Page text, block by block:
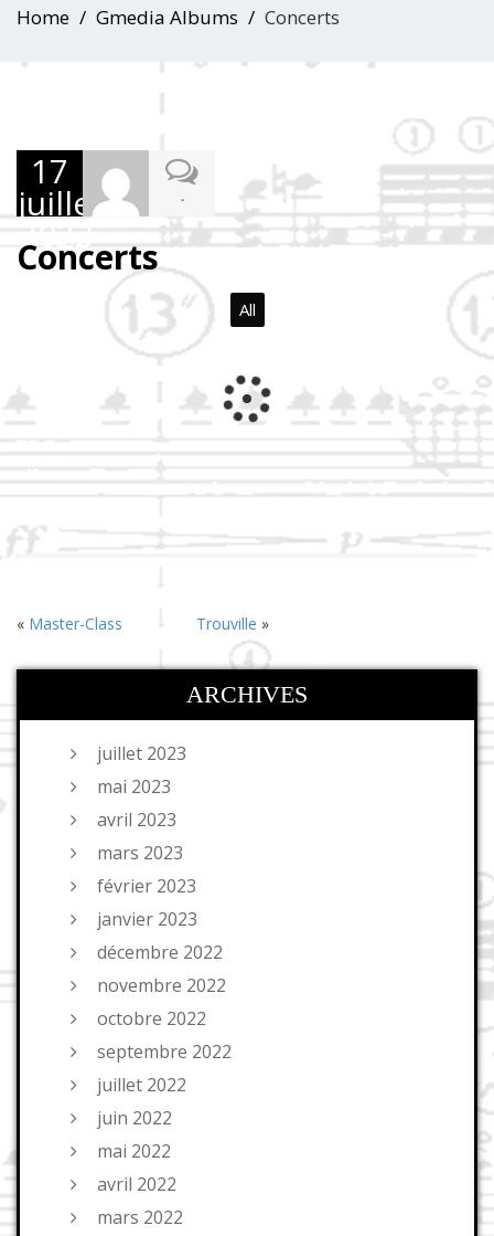
Home Gmedia Albums Concerts
17
juillet
2023
-
Concerts
All
« Master-Class Trouville »
ARCHIVES
juillet 2023
mai 2023
avril 2023
mars 2023
février 2023
janvier 2023
décembre 2022
novembre 2022
octobre 2022
septembre 2022
juillet 2022
juin 2022
mai 2022
avril 2022
mars 2022